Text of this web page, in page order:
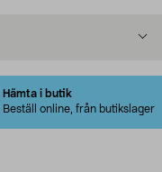
Hämta i butik
Beställ online, från butikslager